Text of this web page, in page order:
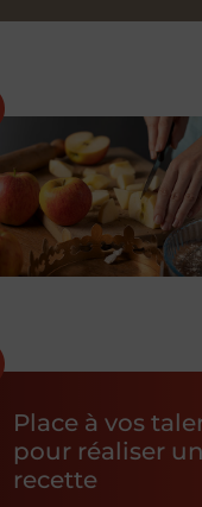
Place à vos
pour réaliser
recette